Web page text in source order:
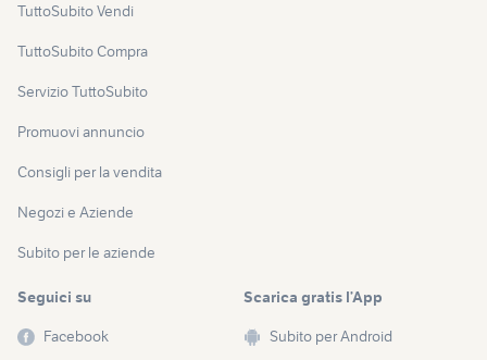
TuttoSubito Vendi
TuttoSubito Compra
Servizio TuttoSubito
Promuovi annuncio
Consigli per la vendita
Negozi e Aziende
Subito per le aziende
Seguici su
Facebook
Scarica gratis l’App
Subito per Android